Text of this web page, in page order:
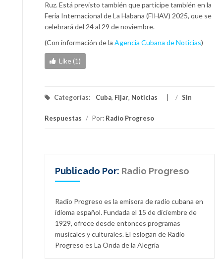
Ruz. Está previsto también que participe también en la
Feria Internacional de La Habana (FIHAV) 2025, que se
celebrará del 24 al 29 de noviembre.
(Con información de la Agencia Cubana de Noticias)
Like (1)
Categorías: Cuba, Fijar, Noticias / Sin
Respuestas / Por: Radio Progreso
Publicado Por: Radio Progreso
Radio Progreso es la emisora de radio cubana en
idioma español. Fundada el 15 de diciembre de
1929, ofrece desde entonces programas
musicales y culturales. El eslogan de Radio
Progreso es La Onda de la Alegría